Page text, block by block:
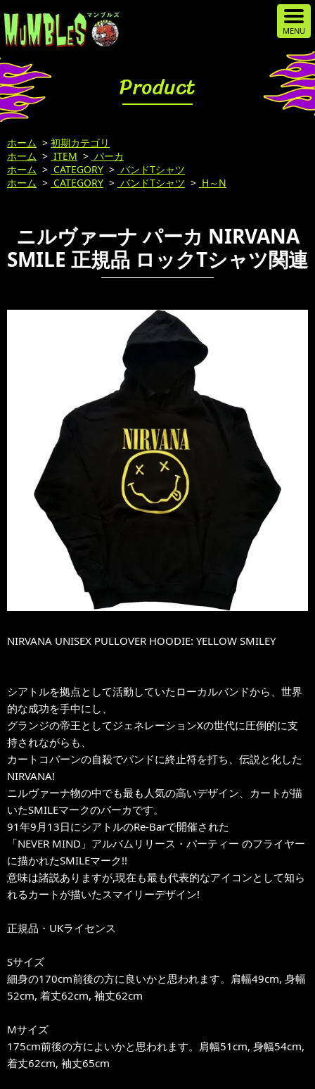
Product
ホーム > 初期カテゴリ
ホーム > ITEM > パーカ
ホーム > CATEGORY > バンドTシャツ
ホーム > CATEGORY > バンドTシャツ > H～N
ニルヴァーナ パーカ NIRVANA
SMILE 正規品 ロックTシャツ関連
NIRVANA UNISEX PULLOVER HOODIE: YELLOW SMILEY
シアトルを拠点として活動していたローカルバンドから、世界
的な成功を手中にし、
グランジの帝王としてジェネレーションXの世代に圧倒的に支
持されながらも、
カートコバーンの自殺でバンドに終止符を打ち、伝説と化した
NIRVANA!
ニルヴァーナ物の中でも最も人気の高いデザイン、カートが描
いたSMILEマークのパーカです。
91年9月13日にシアトルのRe-Barで開催された
「NEVER MIND」アルバムリリース・パーティー のフライヤー
に描かれたSMILEマーク!!
意味は諸説ありますが,現在も最も代表的なアイコンとして知ら
れるカートが描いたスマイリーデザイン!
正規品・UKライセンス
Sサイズ
細身の170cm前後の方に良いかと思われます。肩幅49cm, 身幅
52cm, 着丈62cm, 袖丈62cm
Mサイズ
175cm前後の方によいかと思われます。肩幅51cm, 身幅54cm,
着丈62cm, 袖丈65cm